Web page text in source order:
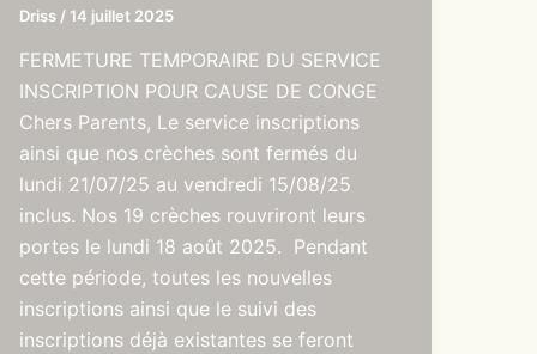
Driss / 14 juillet 2025
FERMETURE TEMPORAIRE DU SERVICE
INSCRIPTION POUR CAUSE DE CONGE
Chers Parents, Le service inscriptions
ainsi que nos crèches sont fermés du
lundi 21/07/25 au vendredi 15/08/25
inclus. Nos 19 crèches rouvriront leurs
portes le lundi 18 août 2025. Pendant
cette période, toutes les nouvelles
inscriptions ainsi que le suivi des
inscriptions déjà existantes se feront